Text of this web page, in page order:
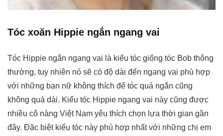
Tóc xoăn Hippie ngắn ngang vai
Tóc Hippie ngắn ngang vai là kiểu tóc giống tóc Bob thông
thường, tuy nhiên nó sẽ có độ dài đến ngang vai phù hợp
với những bạn nữ không thích để tóc quá ngắn cũng
không quá dài. Kiểu tóc Hippie ngang vai này cũng được
nhiều cô nàng Việt Nam yêu thích chọn lựa thời gian gần
đây. Đặc biệt kiểu tóc này phù hợp nhất với những chị em